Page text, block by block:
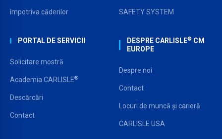
împotriva căderilor SAFETY SYSTEM
PORTAL DE SERVICII
Solicitare mostră
Academia CARLISLE®
Descărcări
Contact
DESPRE CARLISLE® CM
EUROPE
Despre noi
Contact
Locuri de muncă și carieră
CARLISLE USA